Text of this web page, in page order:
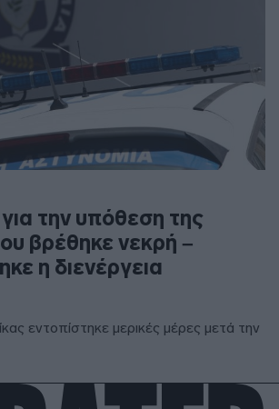
την υπόθεση της
βρέθηκε νεκρή –
η διενέργεια
εντοπίστηκε μερικές μέρες μετά την